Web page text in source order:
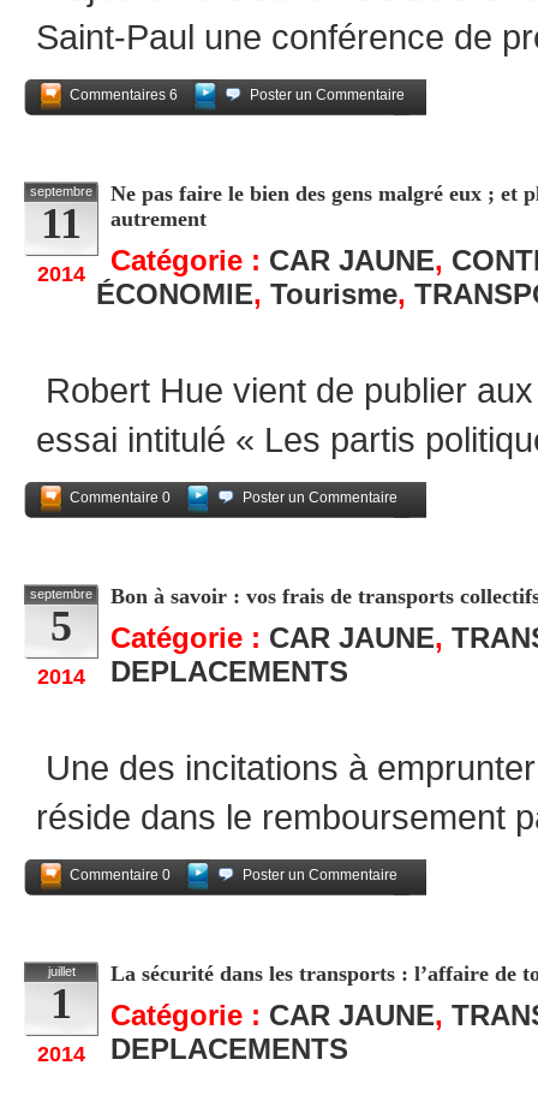
Saint-Paul une conférence de
Commentaires 6
Poster un Commentaire
septembre
11
2014
Ne pas faire le bien des gens malgré eux ; et
autrement
Catégorie : CAR JAUNE,
ÉCONOMIE, Tourisme,
Robert Hue vient de publier
essai intitulé « Les partis
Commentaire 0
Poster un Commentaire
septembre
5
2014
Bon à savoir : vos frais de transports
Catégorie : CAR JAUNE,
DEPLACEMENTS
Une des incitations à
réside dans le remboursement
Commentaire 0
Poster un Commentaire
juillet
1
2014
La sécurité dans les transports : l’affaire de
Catégorie : CAR JAUNE,
DEPLACEMENTS